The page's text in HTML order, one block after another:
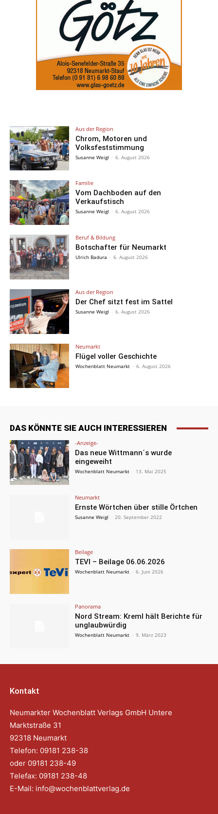
Aus der Region
Chrom, Motoren und
Volksfeststimmung
Susanne Weigl - 6. August 2026
Familie
Vom Dachboden auf den
Verkaufstisch
Susanne Weigl - 6. August 2026
Beruf & Bildung
Botschafter für Neumarkt
Ulrich Badura - 6. August 2026
Aus der Region
Der Chef sitzt fest im Sattel
Susanne Weigl - 6. August 2026
Neumarkt
Flügel voller Geschichte
Wochenblatt Neumarkt - 6. August 2026
DAS KÖNNTE SIE AUCH INTERESSIEREN
-Anzeige-
Das neue Wittmann´s wurde
eingeweiht
Wochenblatt Neumarkt - 13. Mai 2025
Neumarkt
Ernste Wörtchen über stille Örtchen
Susanne Weigl - 20. September 2022
Beilage
TEVI – Beilage 06.06.2026
Wochenblatt Neumarkt - 6. Juni 2026
Panorama
Nord Stream: Kreml hält Berichte für
unglaubwürdig
Wochenblatt Neumarkt - 9. März 2023
Kontakt
Neumarkter Wochenblatt Verlags GmbH Untere
Marktstraße 31
92318 Neumarkt
Telefon: 09181 238-38
oder 09181 238-49
Telefax: 09181 238-48
E-Mail: info@wochenblattverlag.de